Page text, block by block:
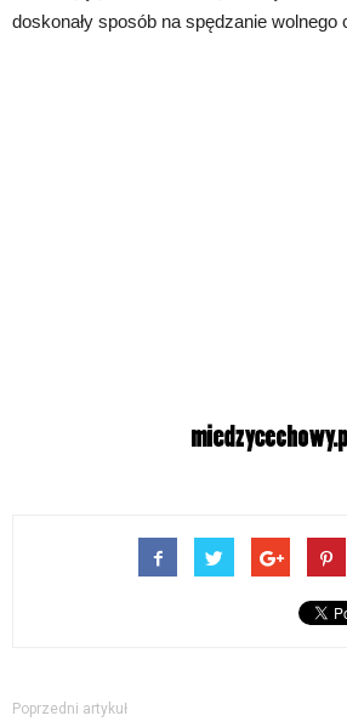
doskonały sposób na spędzanie wolnego
Poprzedni artykuł